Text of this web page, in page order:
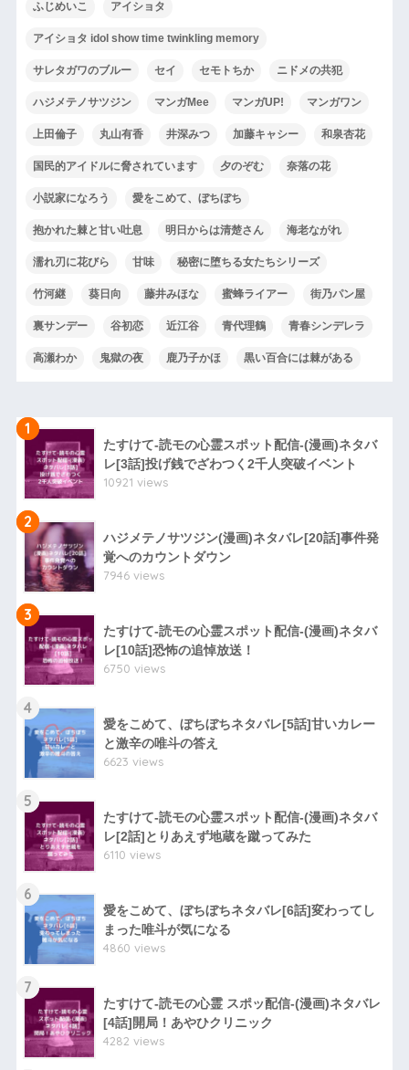
ふじめいこ アイショタ
アイショタ idol show time twinkling memory
サレタガワのブルー セイ セモトちか ニドメの共犯
ハジメテノサツジン マンガMee マンガUP! マンガワン
上田倫子 丸山有香 井深みつ 加藤キャシー 和泉杏花
国民的アイドルに脅されています 夕のぞむ 奈落の花
小説家になろう 愛をこめて、ぼちぼち
抱かれた棘と甘い吐息 明日からは清楚さん 海老ながれ
濡れ刃に花びら 甘味 秘密に堕ちる女たちシリーズ
竹河継 葵日向 藤井みほな 蜜蜂ライアー 街乃パン屋
裏サンデー 谷初恋 近江谷 青代理鶴 青春シンデレラ
高瀬わか 鬼獄の夜 鹿乃子かほ 黒い百合には棘がある
1
たすけて-読モの心霊スポット配信-(漫画)ネタバ
レ[3話]投げ銭でざわつく2千人突破イベント
10921 views
2
ハジメテノサツジン(漫画)ネタバレ[20話]事件発
覚へのカウントダウン
7946 views
3
たすけて-読モの心霊スポット配信-(漫画)ネタバ
レ[10話]恐怖の追悼放送！
6750 views
4
愛をこめて、ぼちぼちネタバレ[5話]甘いカレー
と激辛の唯斗の答え
6623 views
5
たすけて-読モの心霊スポット配信-(漫画)ネタバ
レ[2話]とりあえず地蔵を蹴ってみた
6110 views
6
愛をこめて、ぼちぼちネタバレ[6話]変わってし
まった唯斗が気になる
4860 views
7
たすけて-読モの心霊 スポッ配信-(漫画)ネタバレ
[4話]開局！あやひクリニック
4282 views